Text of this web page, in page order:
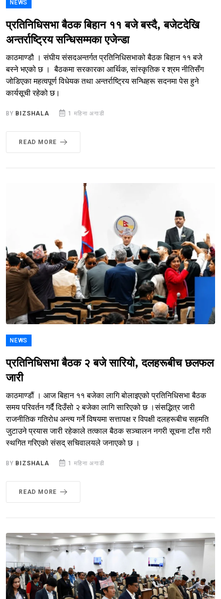
NEWS
प्रतिनिधिसभा बैठक बिहान ११ बजे बस्दै, बजेटदेखि
अन्तर्राष्ट्रिय सन्धिसम्मका एजेन्डा
काठमाण्डौ । संघीय संसदअन्तर्गत प्रतिनिधिसभाको बैठक बिहान ११ बजे
बस्ने भएको छ । बैठकमा सरकारका आर्थिक, सांस्कृतिक र श्रम नीतिसँग
जोडिएका महत्वपूर्ण विधेयक तथा अन्तर्राष्ट्रिय सन्धिहरू सदनमा पेस हुने
कार्यसूची रहेको छ।
BY BIZSHALA 1 महिना अगाडी
READ MORE
NEWS
प्रतिनिधिसभा बैठक २ बजे सारियो, दलहरूबीच छलफल
जारी
काठमाण्डौं । आज बिहान ११ बजेका लागि बोलाइएको प्रतिनिधिसभा बैठक
समय परिवर्तन गर्दै दिउँसो २ बजेका लागि सारिएको छ ।संसद्भित्र जारी
राजनीतिक गतिरोध अन्त्य गर्ने विषयमा सत्तापक्ष र विपक्षी दलहरूबीच सहमति
जुटाउने प्रयास जारी रहेकाले तत्काल बैठक सञ्चालन नगरी सूचना टाँस गरी
स्थगित गरिएको संसद् सचिवालयले जनाएको छ ।
BY BIZSHALA 1 महिना अगाडी
READ MORE